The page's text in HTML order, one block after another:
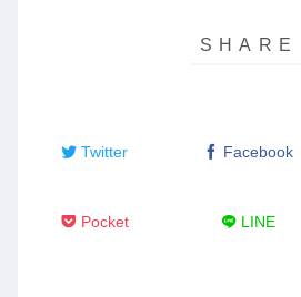
Twitter Facebook
Pocket LINE